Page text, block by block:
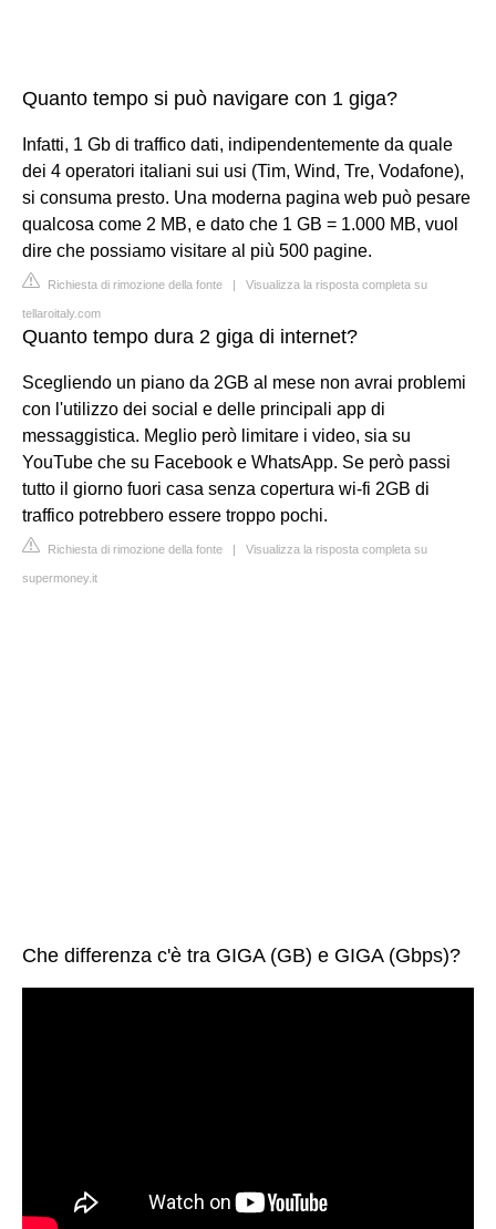
Quanto tempo si può navigare con 1 giga?
Infatti, 1 Gb di traffico dati, indipendentemente da quale
dei 4 operatori italiani sui usi (Tim, Wind, Tre, Vodafone),
si consuma presto. Una moderna pagina web può pesare
qualcosa come 2 MB, e dato che 1 GB = 1.000 MB, vuol
dire che possiamo visitare al più 500 pagine.
Richiesta di rimozione della fonte | Visualizza la risposta completa su
tellaroitaly.com
Quanto tempo dura 2 giga di internet?
Scegliendo un piano da 2GB al mese non avrai problemi
con l'utilizzo dei social e delle principali app di
messaggistica. Meglio però limitare i video, sia su
YouTube che su Facebook e WhatsApp. Se però passi
tutto il giorno fuori casa senza copertura wi-fi 2GB di
traffico potrebbero essere troppo pochi.
Richiesta di rimozione della fonte | Visualizza la risposta completa su
supermoney.it
Che differenza c'è tra GIGA (GB) e GIGA (Gbps)?